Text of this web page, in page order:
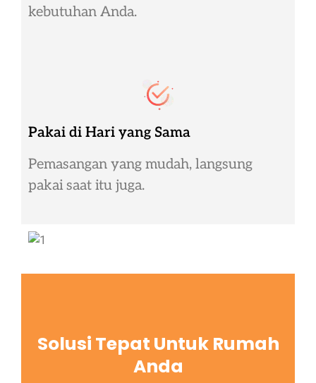
kebutuhan Anda.
Pakai di Hari yang Sama
Pemasangan yang mudah, langsung
pakai saat itu juga.
Solusi Tepat Untuk Rumah
Anda